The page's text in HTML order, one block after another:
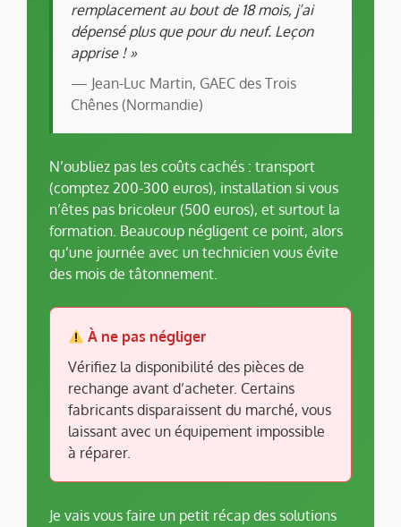
remplacement au bout de 18 mois, j’ai
dépensé plus que pour du neuf. Leçon
apprise ! »
— Jean-Luc Martin, GAEC des Trois
Chênes (Normandie)
N’oubliez pas les coûts cachés : transport
(comptez 200-300 euros), installation si vous
n’êtes pas bricoleur (500 euros), et surtout la
formation. Beaucoup négligent ce point, alors
qu’une journée avec un technicien vous évite
des mois de tâtonnement.
À ne pas négliger
Vérifiez la disponibilité des pièces de
rechange avant d’acheter. Certains
fabricants disparaissent du marché, vous
laissant avec un équipement impossible
à réparer.
Je vais vous faire un petit récap des solutions